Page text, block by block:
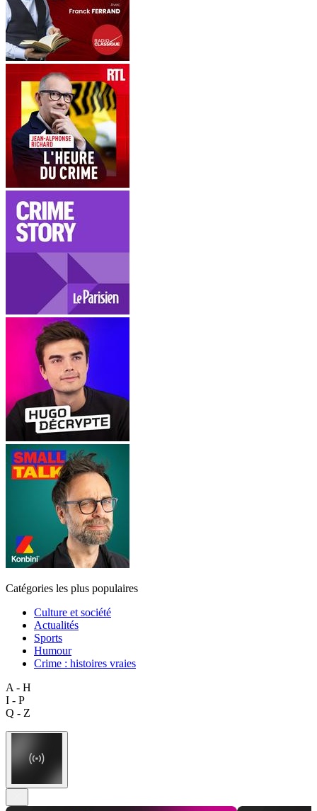
Catégories les plus populaires
Culture et société
Actualités
Sports
Humour
Crime : histoires vraies
A - H
I - P
Q - Z